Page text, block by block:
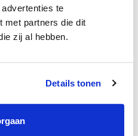
te
met partners die dit
zij al hebben.
Details tonen
liefst zo divers mogelijk in
Wij nemen jouw ambities
groeien we beide. Er zijn
inhoudelijk als persoonlijk te